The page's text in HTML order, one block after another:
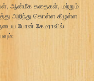
ஆன்மீக கதைகள், மற்றும்
அறிந்து கொள்ள கீழுள்ள
போன் கேமராவில்